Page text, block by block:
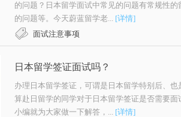
的问题？日本留学面试中常见的问题有常规性
的问题等。今天蔚蓝留学老... [详情]
面试注意事项
日本留学签证面试吗？
办理日本留学签证，可谓是日本留学特别后、
算赴日留学的同学对于日本留学签证是否需要
小编就为大家做一下解答，... [详情]